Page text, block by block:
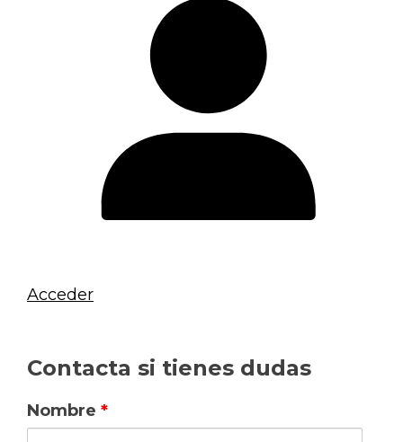
Acceder
Contacta si tienes dudas
Nombre *